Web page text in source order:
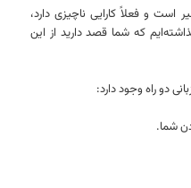
است و فعلاً کارایی ناچیزی دارد،
که شما قصد دارید از این
دو راه وجود دارد: